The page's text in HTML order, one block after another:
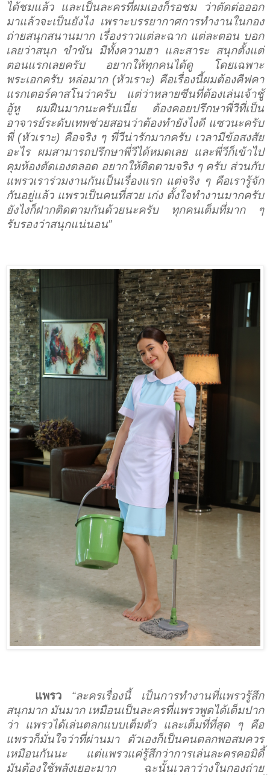
ได้ชมแล้ว และเป็นละครที่ผมเองก็รอชม ว่าตัดต่อออก
มาแล้วจะเป็นยังไง เพราะบรรยากาศการทำงานในกอง
ถ่ายสนุกสนานมาก เรื่องราวแต่ละฉาก แต่ละตอน บอก
เลยว่าสนุก ขำขัน มีทั้งความฮา และสาระ สนุกตั้งแต่
ตอนแรกเลยครับ อยากให้ทุกคนได้ดู โดยเฉพาะ
พระเอกครับ หล่อมาก (หัวเราะ) คือเรื่องนี้ผมต้องคีฟคา
แรกเตอร์คาสโนว่าครับ แต่ว่าหลายซีนที่ต้องเล่นเจ้าชู้
อู้หู ผมฝืนมากนะครับเนี่ย ต้องคอยปรึกษาพี่วีที่เป็น
อาจารย์ระดับเทพช่วยสอนว่าต้องทำยังไงดี แซวนะครับ
พี่ (หัวเราะ) คือจริง ๆ พี่วีน่ารักมากครับ เวลามีข้อสงสัย
อะไร ผมสามารถปรึกษาพี่วีได้หมดเลย และพี่วีก็เข้าไป
คุมห้องตัดเองตลอด อยากให้ติดตามจริง ๆ ครับ ส่วนกับ
แพรวเราร่วมงานกันเป็นเรื่องแรก แต่จริง ๆ คือเรารู้จัก
กันอยู่แล้ว แพรวเป็นคนที่สวย เก่ง ตั้งใจทำงานมากครับ
ยังไงก็ฝากติดตามกันด้วยนะครับ ทุกคนเต็มที่มาก ๆ
รับรองว่าสนุกแน่นอน”
แพรว “ละครเรื่องนี้ เป็นการทำงานที่แพรวรู้สึก
สนุกมาก มันมาก เหมือนเป็นละครที่แพรวพูดได้เต็มปาก
ว่า แพรวได้เล่นตลกแบบเต็มตัว และเต็มที่ที่สุด ๆ คือ
แพรวก็มั่นใจว่าที่ผ่านมา ตัวเองก็เป็นคนตลกพอสมควร
เหมือนกันนะ แต่แพรวแค่รู้สึกว่าการเล่นละครคอมิดี้
มันต้องใช้พลังเยอะมาก ฉะนั้นเวลาว่างในกองถ่าย